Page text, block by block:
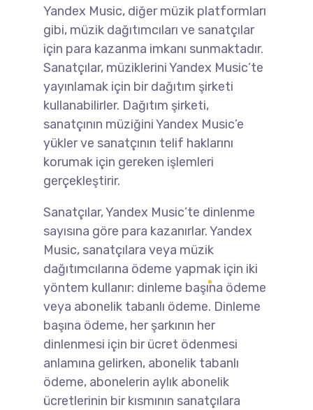
Yandex Music, diğer müzik platformları
gibi, müzik dağıtımcıları ve sanatçılar
için para kazanma imkanı sunmaktadır.
Sanatçılar, müziklerini Yandex Music’te
yayınlamak için bir dağıtım şirketi
kullanabilirler. Dağıtım şirketi,
sanatçının müziğini Yandex Music’e
yükler ve sanatçının telif haklarını
korumak için gereken işlemleri
gerçekleştirir.
Sanatçılar, Yandex Music’te dinlenme
sayısına göre para kazanırlar. Yandex
Music, sanatçılara veya müzik
dağıtımcılarına ödeme yapmak için iki
yöntem kullanır: dinleme başına ödeme
veya abonelik tabanlı ödeme. Dinleme
başına ödeme, her şarkının her
dinlenmesi için bir ücret ödenmesi
anlamına gelirken, abonelik tabanlı
ödeme, abonelerin aylık abonelik
ücretlerinin bir kısmının sanatçılara